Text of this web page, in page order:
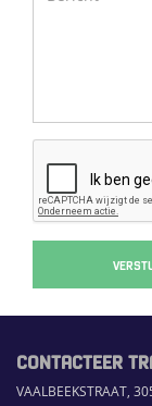
CONTACTEER
VAALBEEKSTRAAT,